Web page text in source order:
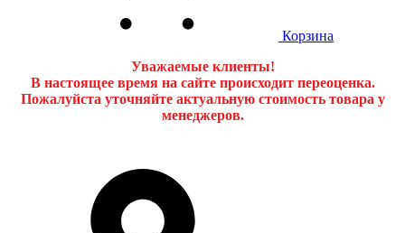
Корзина
Уважаемые клиенты!
В настоящее время на сайте происходит переоценка.
Пожалуйста уточняйте актуальную стоимость товара у
менеджеров.